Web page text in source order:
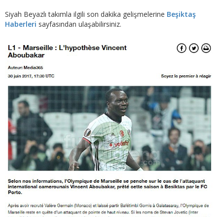
Siyah Beyazlı takımla ilgili son dakika gelişmelerine Beşiktaş
Haberleri sayfasından ulaşabilirsiniz.